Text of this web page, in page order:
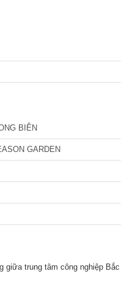
BIÊN
GARDEN
giữa trung tâm công nghiệp Bắc